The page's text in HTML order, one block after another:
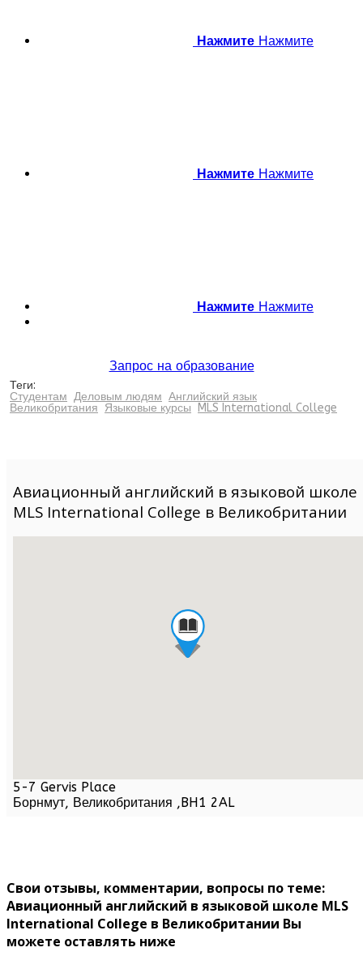
Нажмите Нажмите
Нажмите Нажмите
Нажмите Нажмите
Запрос на образование
Теги:
Студентам Деловым людям Английский язык
Великобритания Языковые курсы MLS International College
Авиационный английский в языковой школе
MLS International College в Великобритании
5-7 Gervis Place
Борнмут, Великобритания , BH1 2AL
Свои отзывы, комментарии, вопросы по теме:
Авиационный английский в языковой школе MLS
International College в Великобритании Вы
можете оставлять ниже